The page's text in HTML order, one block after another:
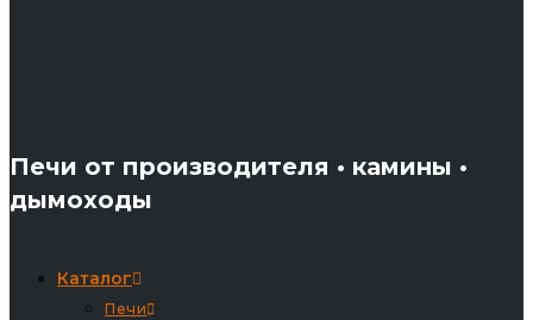
Печи от производителя • камины •
дымоходы
Каталог
Печи